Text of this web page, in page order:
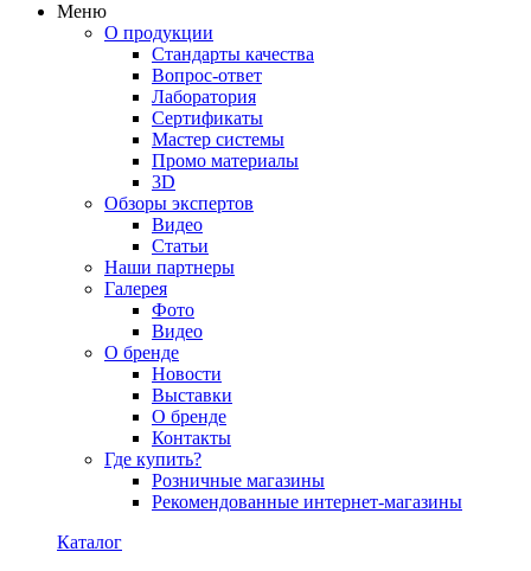
Меню
О продукции
Стандарты качества
Вопрос-ответ
Лаборатория
Сертификаты
Мастер системы
Промо материалы
3D
Обзоры экспертов
Видео
Статьи
Наши партнеры
Галерея
Фото
Видео
О бренде
Новости
Выставки
О бренде
Контакты
Где купить?
Розничные магазины
Рекомендованные интернет-магазины
Каталог